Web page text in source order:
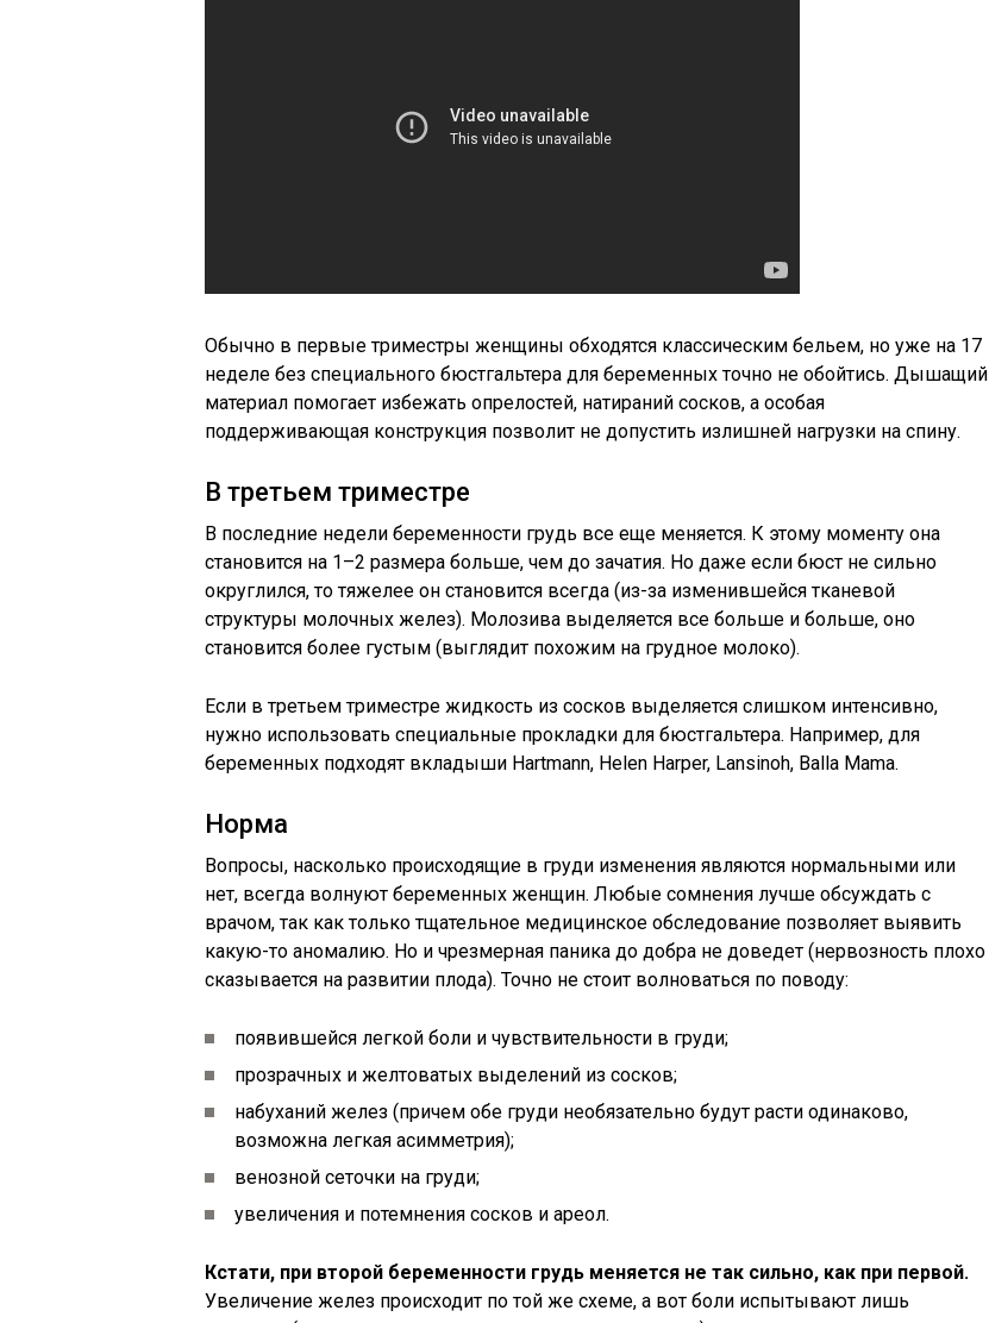
Обычно в первые триместры женщины обходятся классическим бельем, но уже на 17
неделе без специального бюстгальтера для беременных точно не обойтись. Дышащий
материал помогает избежать опрелостей, натираний сосков, а особая
поддерживающая конструкция позволит не допустить излишней нагрузки на спину.
В третьем триместре
В последние недели беременности грудь все еще меняется. К этому моменту она
становится на 1–2 размера больше, чем до зачатия. Но даже если бюст не сильно
округлился, то тяжелее он становится всегда (из-за изменившейся тканевой
структуры молочных желез). Молозива выделяется все больше и больше, оно
становится более густым (выглядит похожим на грудное молоко).
Если в третьем триместре жидкость из сосков выделяется слишком интенсивно,
нужно использовать специальные прокладки для бюстгальтера. Например, для
беременных подходят вкладыши Hartmann, Helen Harper, Lansinoh, Balla Mama.
Норма
Вопросы, насколько происходящие в груди изменения являются нормальными или
нет, всегда волнуют беременных женщин. Любые сомнения лучше обсуждать с
врачом, так как только тщательное медицинское обследование позволяет выявить
какую-то аномалию. Но и чрезмерная паника до добра не доведет (нервозность плохо
сказывается на развитии плода). Точно не стоит волноваться по поводу:
появившейся легкой боли и чувствительности в груди;
прозрачных и желтоватых выделений из сосков;
набуханий желез (причем обе груди необязательно будут расти одинаково,
возможна легкая асимметрия);
венозной сеточки на груди;
увеличения и потемнения сосков и ареол.
Кстати, при второй беременности грудь меняется не так сильно, как при первой.
Увеличение желез происходит по той же схеме, а вот боли испытывают лишь